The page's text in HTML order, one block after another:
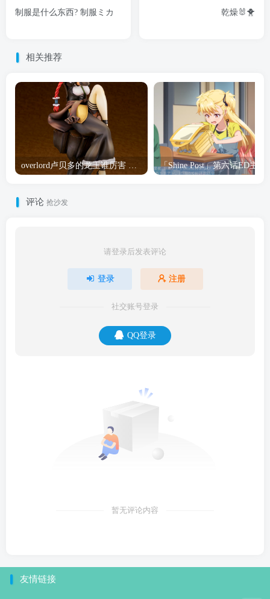
制服是什么东西? 制服ミカ
乾燥🐰🐥
相关推荐
overlord卢贝多的龙王谁厉害 「Overlord」露普斯蕾琪娜·贝塔手办开订
评论 抢沙发
请登录后发表评论
登录 注册
社交账号登录
QQ登录
暂无评论内容
友情链接